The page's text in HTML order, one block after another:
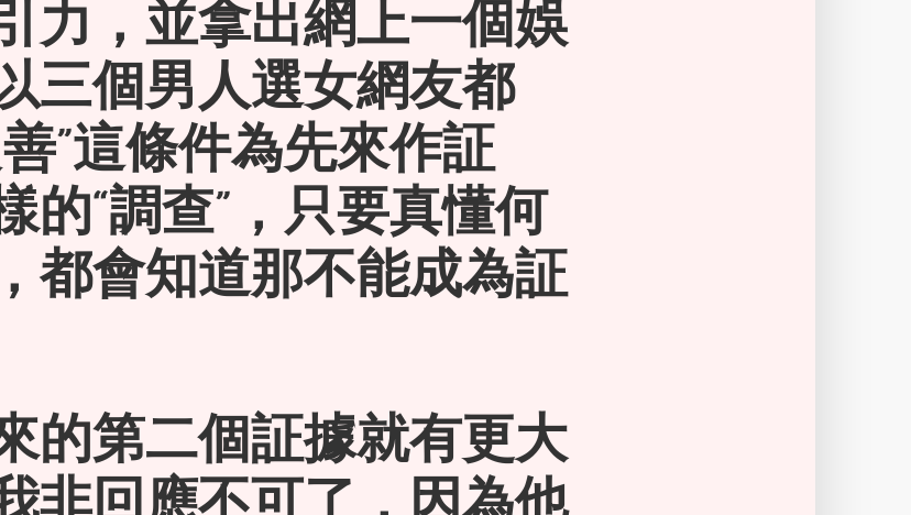
力，並拿出網上一個娛
三個男人選女網友都
”這條件為先來作証
的“調查”，只要真懂何
都會知道那不能成為証
的第二個証據就有更大